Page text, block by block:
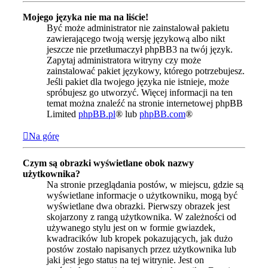
Mojego języka nie ma na liście!
Być może administrator nie zainstalował pakietu
zawierającego twoją wersję językową albo nikt
jeszcze nie przetłumaczył phpBB3 na twój język.
Zapytaj administratora witryny czy może
zainstalować pakiet językowy, którego potrzebujesz.
Jeśli pakiet dla twojego języka nie istnieje, może
spróbujesz go utworzyć. Więcej informacji na ten
temat można znaleźć na stronie internetowej phpBB
Limited phpBB.pl® lub phpBB.com®
Na górę
Czym są obrazki wyświetlane obok nazwy
użytkownika?
Na stronie przeglądania postów, w miejscu, gdzie są
wyświetlane informacje o użytkowniku, mogą być
wyświetlane dwa obrazki. Pierwszy obrazek jest
skojarzony z rangą użytkownika. W zależności od
używanego stylu jest on w formie gwiazdek,
kwadracików lub kropek pokazujących, jak dużo
postów zostało napisanych przez użytkownika lub
jaki jest jego status na tej witrynie. Jest on